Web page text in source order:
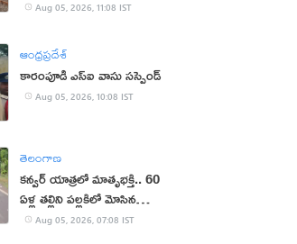
Aug 05, 2026, 11:08 IST
ఆంధ్రప్రదేశ్
కారంపూడి ఎస్ఐ వాసు స‌స్పెండ్‌
Aug 05, 2026, 10:08 IST
తెలంగాణ
కన్వర్ యాత్రలో మాతృభక్తి.. 60
ఏళ్ల తల్లిని పల్లకిలో మోసిన
కొడుకు, కోడలు!
Aug 05, 2026, 07:08 IST